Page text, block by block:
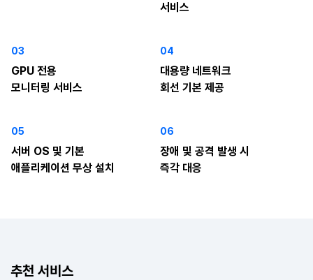
서비스
03
GPU 전용
모니터링 서비스
04
대용량 네트워크
회선 기본 제공
05
서버 OS 및 기본
애플리케이션 무상 설치
06
장애 및 공격 발생 시
즉각 대응
추천 서비스